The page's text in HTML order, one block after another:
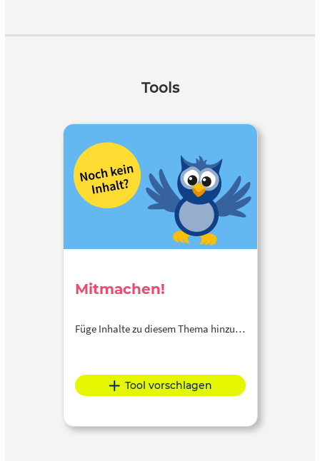
Tools
Mitmachen!
Füge Inhalte zu diesem Thema hinzu…
Tool vorschlagen